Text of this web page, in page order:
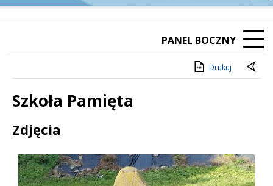
PANEL BOCZNY
Drukuj
Szkoła Pamięta
Treść
Zdjęcia